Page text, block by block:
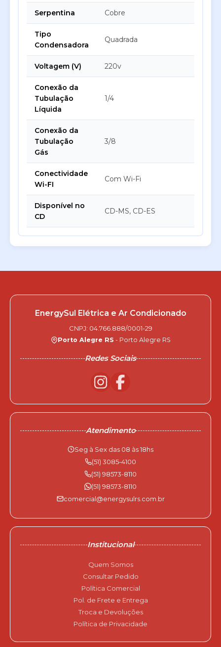
Serpentina Cobre
Tipo
Condensadora
Quadrada
Voltagem (V) 220v
Conexão da
Tubulação
Líquida
1/4
Conexão da
Tubulação
Gás
3/8
Conectividade
Wi-FI
Com Wi-Fi
Disponível no
CD
CD-MS, CD-ES
EnergySul Elétrica e Ar Condicionado
CNPJ: 04.766.888/0001-29
Porto Alegre RS - Porto Alegre RS
Redes Sociais
Atendimento
Seg à Sex das 08 às 18hs
(51) 3085-4100
(51) 98573-8110
(51) 98573-8110
comercial@energysulrs.com.br
Institucional
Quem Somos
Consultar Pedido
Política Comercial
Pol. de Frete e Entrega
Troca e Devoluções
Política de Privacidade